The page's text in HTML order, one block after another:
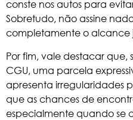
conste nos autos para
Sobretudo, não assine
completamente o alcance
Por fim, vale destacar
CGU, uma parcela
apresenta irregularidades
que as chances de
especialmente quando se